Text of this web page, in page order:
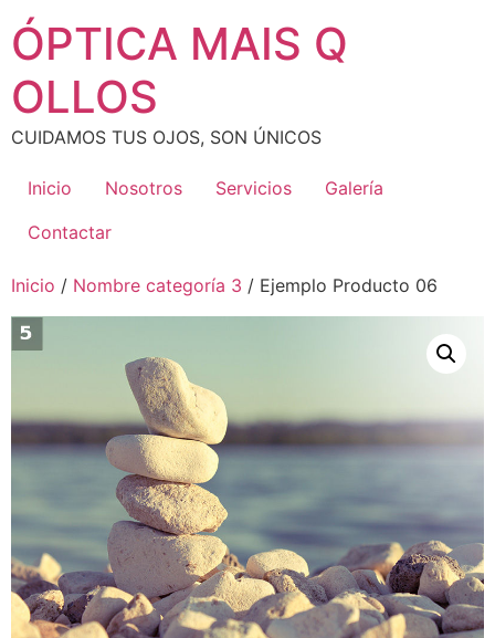
contenido
ÓPTICA MAIS Q
OLLOS
CUIDAMOS TUS OJOS, SON ÚNICOS
Inicio Nosotros Servicios
Galería
Contactar
Inicio / Nombre categoría 3 / Ejemplo Producto 06